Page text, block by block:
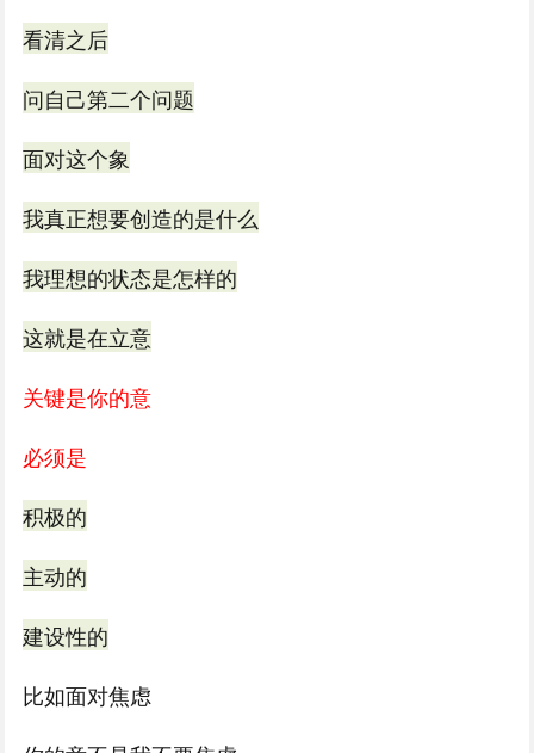
看清之后
问自己第二个问题
面对这个象
我真正想要创造的是什么
我理想的状态是怎样的
这就是在立意
关键是你的意
必须是
积极的
主动的
建设性的
比如面对焦虑